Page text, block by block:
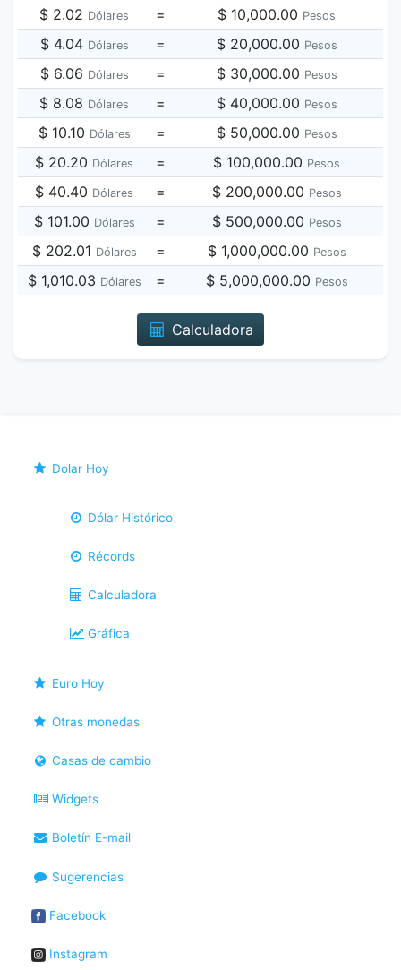
$ 2.02 Dólares = $ 10,000.00 Pesos
$ 4.04 Dólares = $ 20,000.00 Pesos
$ 6.06 Dólares = $ 30,000.00 Pesos
$ 8.08 Dólares = $ 40,000.00 Pesos
$ 10.10 Dólares = $ 50,000.00 Pesos
$ 20.20 Dólares = $ 100,000.00 Pesos
$ 40.40 Dólares = $ 200,000.00 Pesos
$ 101.00 Dólares = $ 500,000.00 Pesos
$ 202.01 Dólares = $ 1,000,000.00 Pesos
$ 1,010.03 Dólares = $ 5,000,000.00 Pesos
Calculadora
Dolar Hoy
Dólar Histórico
Récords
Calculadora
Gráfica
Euro Hoy
Otras monedas
Casas de cambio
Widgets
Boletín E-mail
Sugerencias
Facebook
Instagram